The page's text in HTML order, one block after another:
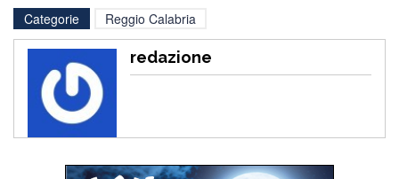
Categorie Reggio Calabria
redazione